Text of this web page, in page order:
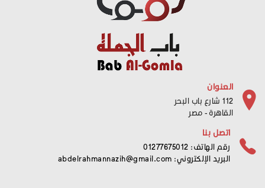
العنوان
112 شارع باب البحر
القاهرة - مصر
اتصل بنا
رقم الهاتف: 01277675012
البريد الإلكتروني: abdelrahmannazih@gmail.com